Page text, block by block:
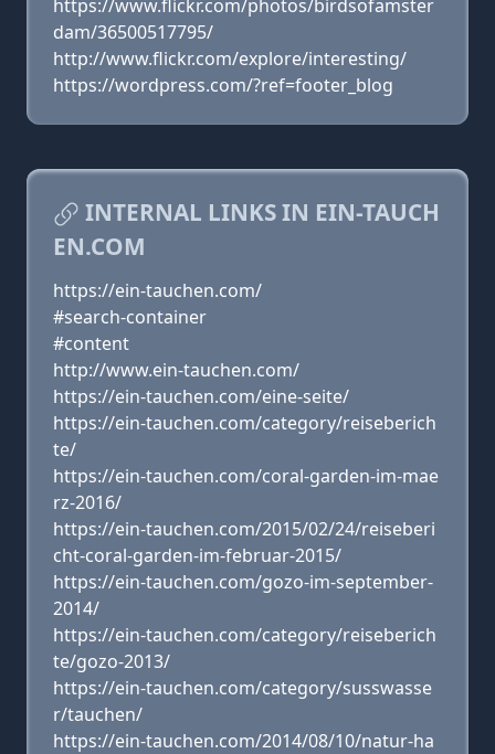
https://www.flickr.com/photos/birdsofamster
dam/36500517795/
http://www.flickr.com/explore/interesting/
https://wordpress.com/?ref=footer_blog
INTERNAL LINKS IN EIN-TAUCH
EN.COM
https://ein-tauchen.com/
#search-container
#content
http://www.ein-tauchen.com/
https://ein-tauchen.com/eine-seite/
https://ein-tauchen.com/category/reiseberich
te/
https://ein-tauchen.com/coral-garden-im-mae
rz-2016/
https://ein-tauchen.com/2015/02/24/reiseberi
cht-coral-garden-im-februar-2015/
https://ein-tauchen.com/gozo-im-september-
2014/
https://ein-tauchen.com/category/reiseberich
te/gozo-2013/
https://ein-tauchen.com/category/susswasse
r/tauchen/
https://ein-tauchen.com/2014/08/10/natur-ha